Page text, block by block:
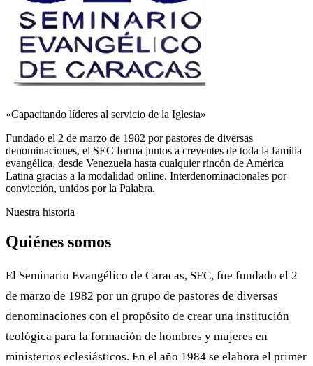
«Capacitando líderes al servicio de la Iglesia»
Fundado el 2 de marzo de 1982 por pastores de diversas
denominaciones, el SEC forma juntos a creyentes de toda la familia
evangélica, desde Venezuela hasta cualquier rincón de América
Latina gracias a la modalidad online. Interdenominacionales por
convicción, unidos por la Palabra.
Nuestra historia
Quiénes somos
El Seminario Evangélico de Caracas, SEC, fue fundado el 2
de marzo de 1982 por un grupo de pastores de diversas
denominaciones con el propósito de crear una institución
teológica para la formación de hombres y mujeres en
ministerios eclesiásticos. En el año 1984 se elabora el primer